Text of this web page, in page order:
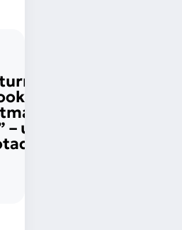
qo’ydi
uyda 40 xil
yosh